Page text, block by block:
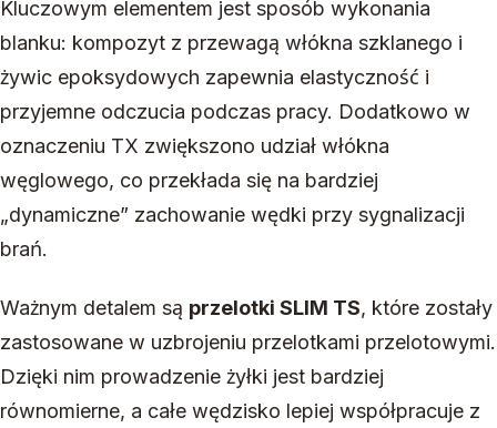
Kluczowym elementem jest sposób wykonania
blanku: kompozyt z przewagą włókna szklanego i
żywic epoksydowych zapewnia elastyczność i
przyjemne odczucia podczas pracy. Dodatkowo w
oznaczeniu TX zwiększono udział włókna
węglowego, co przekłada się na bardziej
„dynamiczne” zachowanie wędki przy sygnalizacji
brań.
Ważnym detalem są przelotki SLIM TS, które zostały
zastosowane w uzbrojeniu przelotkami przelotowymi.
Dzięki nim prowadzenie żyłki jest bardziej
równomierne, a całe wędzisko lepiej współpracuje z